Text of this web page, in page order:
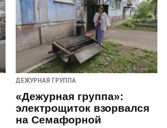
ДЕЖУРНАЯ ГРУППА
«Дежурная группа»:
электрощиток взорвался
на Семафорной